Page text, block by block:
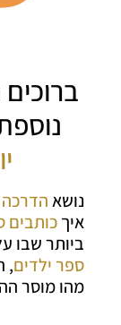
נושא
איךכותבים
ביותר שבו
ספר ילדים,
מהו מוסר